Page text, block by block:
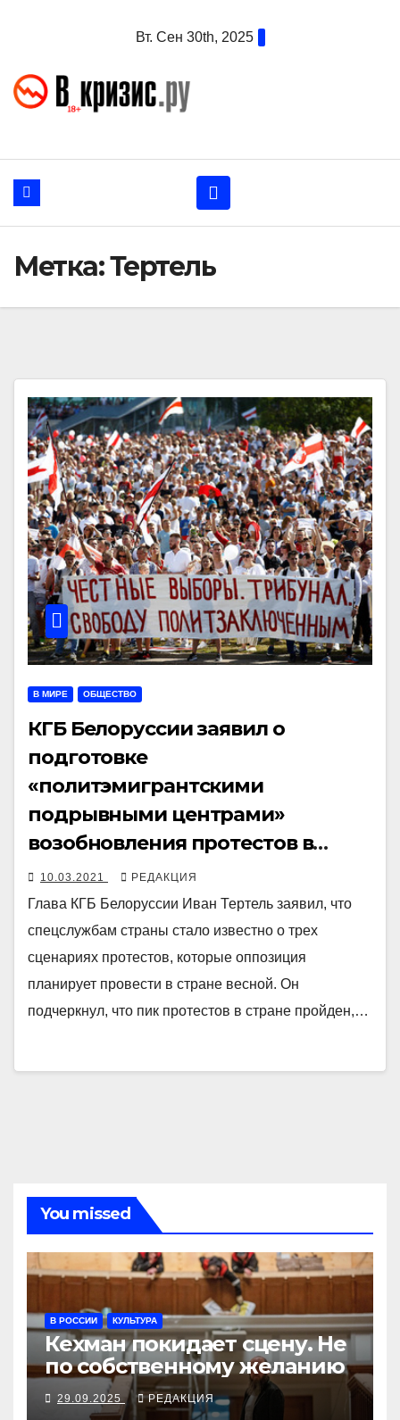
Вт. Сен 30th, 2025
Метка:Тертель
В МИРЕ ОБЩЕСТВО
КГБ Белоруссии заявил о
подготовке
«политэмигрантскими
подрывными центрами»
возобновления протестов в
марте
10.03.2021 РЕДАКЦИЯ
Глава КГБ Белоруссии Иван Тертель заявил, что
спецслужбам страны стало известно о трех
сценариях протестов, которые оппозиция
планирует провести в стране весной. Он
подчеркнул, что пик протестов в стране пройден,…
You missed
В РОССИИ КУЛЬТУРА
Кехман покидает сцену. Не
по собственному желанию
29.09.2025 РЕДАКЦИЯ